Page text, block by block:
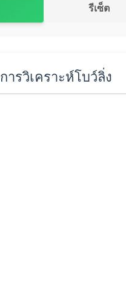
รีเซ็ต
การวิเคราะห์โบว์ลิ่ง